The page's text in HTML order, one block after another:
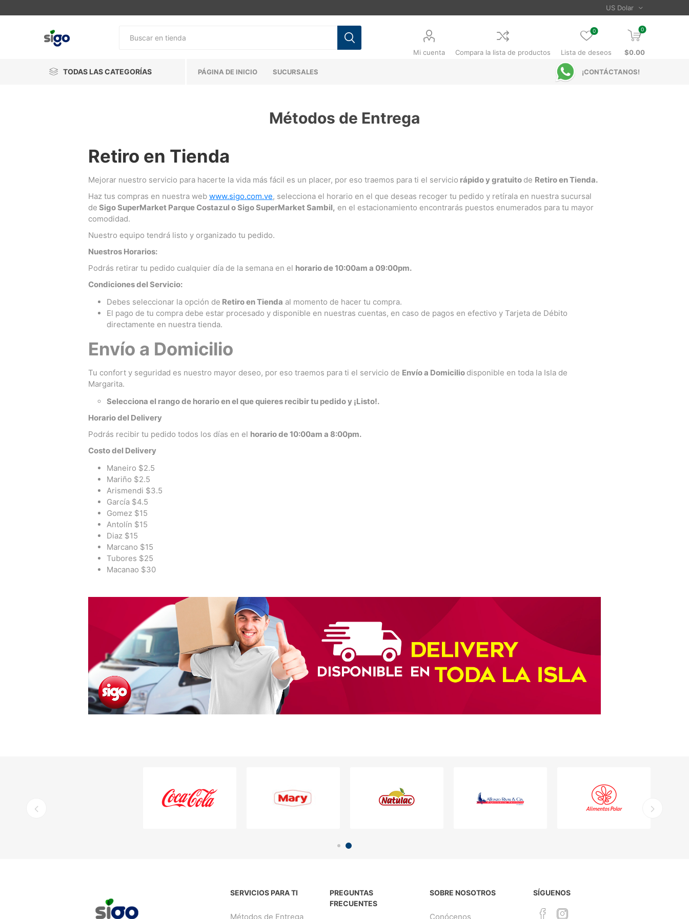
Mi cuenta Compara la lista de productos Lista de deseos
0 0
$0.00
TODAS LAS CATEGORÍAS PÁGINA DE INICIO SUCURSALES ¡CONTÁCTANOS!
Métodos de Entrega
Retiro en Tienda
Mejorar nuestro servicio para hacerte la vida más fácil es un placer, por eso traemos para ti el servicio rápido y gratuito de Retiro en Tienda.
Haz tus compras en nuestra web www.sigo.com.ve, selecciona el horario en el que deseas recoger tu pedido y retírala en nuestra sucursal
de Sigo SuperMarket Parque Costazul o Sigo SuperMarket Sambil, en el estacionamiento encontrarás puestos enumerados para tu mayor
comodidad.
Nuestro equipo tendrá listo y organizado tu pedido.
Nuestros Horarios:
Podrás retirar tu pedido cualquier día de la semana en el horario de 10:00am a 09:00pm.
Condiciones del Servicio:
Debes seleccionar la opción de Retiro en Tienda al momento de hacer tu compra.
El pago de tu compra debe estar procesado y disponible en nuestras cuentas, en caso de pagos en efectivo y Tarjeta de Débito
directamente en nuestra tienda.
Envío a Domicilio
Tu confort y seguridad es nuestro mayor deseo, por eso traemos para ti el servicio de Envío a Domicilio disponible en toda la Isla de
Margarita.
Selecciona el rango de horario en el que quieres recibir tu pedido y ¡Listo!.
Horario del Delivery
Podrás recibir tu pedido todos los días en el horario de 10:00am a 8:00pm.
Costo del Delivery
Maneiro $2.5
Mariño $2.5
Arismendi $3.5
García $4.5
Gomez $15
Antolín $15
Diaz $15
Marcano $15
Tubores $25
Macanao $30
SERVICIOS PARA TI
Métodos de Entrega
PREGUNTAS
FRECUENTES
SOBRE NOSOTROS
Conócenos
SÍGUENOS